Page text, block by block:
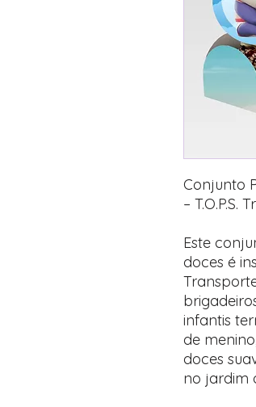
Conjunto
– T.O.P.S.
Este
doces é
infantis
de
doces
no jardim